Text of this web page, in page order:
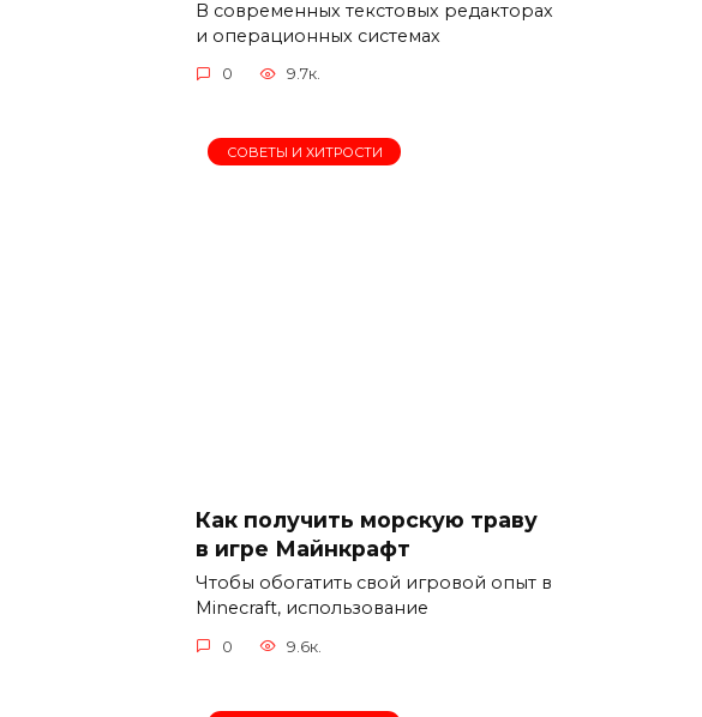
В современных текстовых редакторах
и операционных системах
0 9.7к.
СОВЕТЫ И ХИТРОСТИ
Как получить морскую траву
в игре Майнкрафт
Чтобы обогатить свой игровой опыт в
Minecraft, использование
0 9.6к.